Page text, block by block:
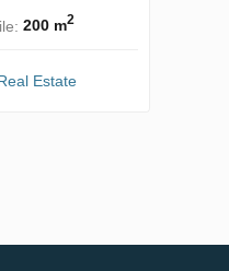
200 m2
Estate